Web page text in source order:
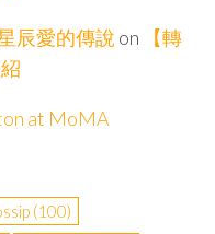
辰愛的傳說 on
【轉
at MoMA
(100)